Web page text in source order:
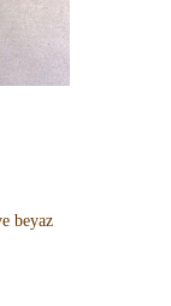
beyaz